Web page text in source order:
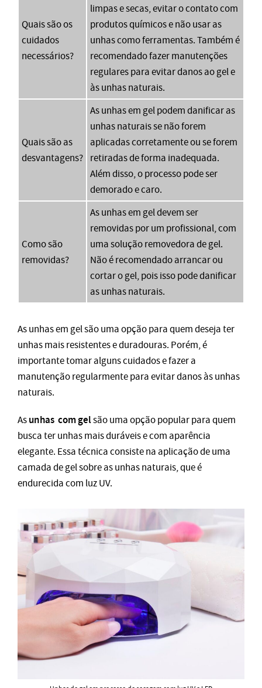
Quais são os
cuidados
necessários?
limpas e secas, evitar o contato com
produtos químicos e não usar as
unhas como ferramentas. Também é
recomendado fazer manutenções
regulares para evitar danos ao gel e
às unhas naturais.
Quais são as
desvantagens?
As unhas em gel podem danificar as
unhas naturais se não forem
aplicadas corretamente ou se forem
retiradas de forma inadequada.
Além disso, o processo pode ser
demorado e caro.
Como são
removidas?
As unhas em gel devem ser
removidas por um profissional, com
uma solução removedora de gel.
Não é recomendado arrancar ou
cortar o gel, pois isso pode danificar
as unhas naturais.
As unhas em gel são uma opção para quem deseja ter
unhas mais resistentes e duradouras. Porém, é
importante tomar alguns cuidados e fazer a
manutenção regularmente para evitar danos às unhas
naturais.
Asunhas com gelsão uma opção popular para quem
busca ter unhas mais duráveis e com aparência
elegante. Essa técnica consiste na aplicação de uma
camada de gel sobre as unhas naturais, que é
endurecida com luz UV.